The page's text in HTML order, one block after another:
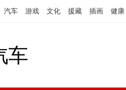
汽车 游戏 文化 援藏 插画 健康
车